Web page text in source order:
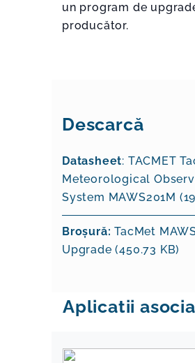
un program de
producător.
Descarcă
Datasheet: TACMET
Meteorological
System MAWS201M
Broșură: TacMet
Upgrade (450.73 KB)
Aplicatii